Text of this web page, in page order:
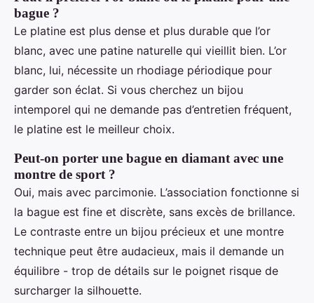
bague ?
Le platine est plus dense et plus durable que l’or
blanc, avec une patine naturelle qui vieillit bien. L’or
blanc, lui, nécessite un rhodiage périodique pour
garder son éclat. Si vous cherchez un bijou
intemporel qui ne demande pas d’entretien fréquent,
le platine est le meilleur choix.
Peut-on porter une bague en diamant avec une
montre de sport ?
Oui, mais avec parcimonie. L’association fonctionne si
la bague est fine et discrète, sans excès de brillance.
Le contraste entre un bijou précieux et une montre
technique peut être audacieux, mais il demande un
équilibre - trop de détails sur le poignet risque de
surcharger la silhouette.